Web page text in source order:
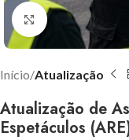
Click to enlarge
Início Atualização
Atualização de
Espetáculos